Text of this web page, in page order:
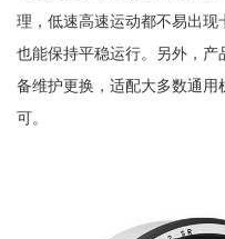
理，低速高速运动都不易出现
也能保持平稳运行。另外，
备维护更换，适配大多数通用
可。